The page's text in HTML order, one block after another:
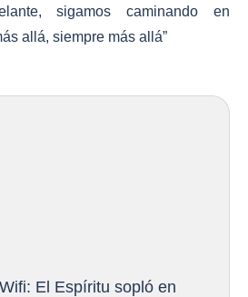
sigamos caminando en
ás allá, siempre más allá”
El Espíritu sopló en